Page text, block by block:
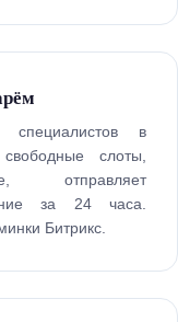
специалистов в
слоты,
отправляет
за 24 часа.
Битрикс.